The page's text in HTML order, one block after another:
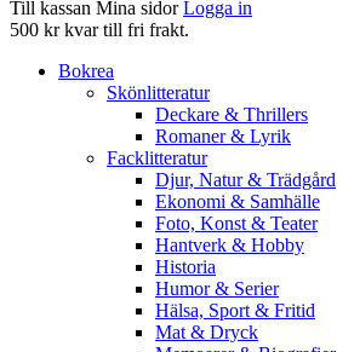
Till kassan Mina sidor Logga in
500 kr kvar till fri frakt.
Bokrea
Skönlitteratur
Deckare & Thrillers
Romaner & Lyrik
Facklitteratur
Djur, Natur & Trädgård
Ekonomi & Samhälle
Foto, Konst & Teater
Hantverk & Hobby
Historia
Humor & Serier
Hälsa, Sport & Fritid
Mat & Dryck